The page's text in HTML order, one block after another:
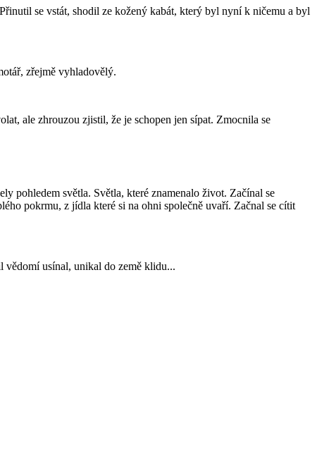
se vstát, shodil ze kožený kabát, který byl nyní k ničemu a byl
zřejmě vyhladovělý.
ale zhrouzou zjistil, že je schopen jen sípat. Zmocnila se
pohledem světla. Světla, které znamenalo život. Začínal se
pokrmu, z jídla které si na ohni společně uvaří. Začnal se cítit
vědomí usínal, unikal do země klidu...